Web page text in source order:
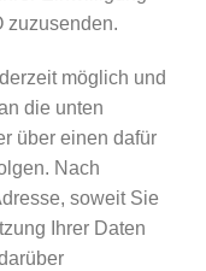
zuzusenden.
möglich und
die unten
über einen dafür
Nach
soweit Sie
Ihrer Daten